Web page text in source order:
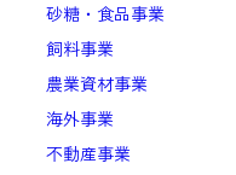
砂糖・食品事業
飼料事業
農業資材事業
海外事業
不動産事業